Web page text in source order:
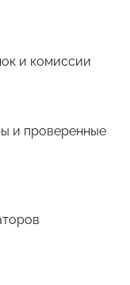
и комиссии
и проверенные